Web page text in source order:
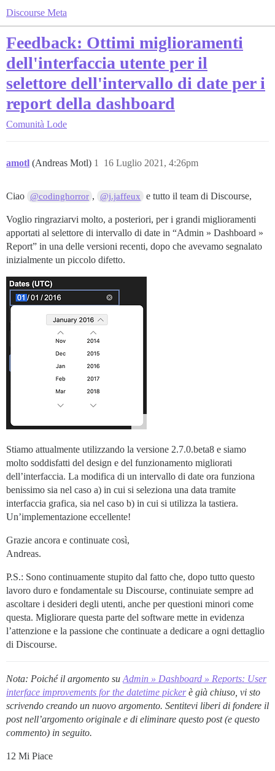
Discourse Meta
Feedback: Ottimi miglioramenti
dell'interfaccia utente per il
selettore dell'intervallo di date per i
report della dashboard
Comunità Lode
amotl (Andreas Motl) 16 Luglio 2021, 4:26pm
1
Ciao @codinghorror , @j.jaffeux e tutto il team di Discourse,
Voglio ringraziarvi molto, a posteriori, per i grandi miglioramenti
apportati al selettore di intervallo di date in “Admin » Dashboard »
Report” in una delle versioni recenti, dopo che avevamo segnalato
inizialmente un piccolo difetto.
Stiamo attualmente utilizzando la versione 2.7.0.beta8 e siamo
molto soddisfatti del design e del funzionamento migliorati
dell’interfaccia. La modifica di un intervallo di date ora funziona
benissimo sia nel caso a) in cui si seleziona una data tramite
interfaccia grafica, sia nel caso b) in cui si utilizza la tastiera.
Un’implementazione eccellente!
Grazie ancora e continuate così,
Andreas.
P.S.: Sono continuamente stupito dal fatto che, dopo tutto questo
lavoro duro e fondamentale su Discourse, continuiate sempre ad
ascoltare i desideri degli utenti, anche per questioni minori come
questa. Migliorare questa parte del software mette in evidenza
l’attenzione e la passione che continuate a dedicare a ogni dettaglio
di Discourse.
Nota: Poiché il argomento su Admin » Dashboard » Reports: User
interface improvements for the datetime pickerè già chiuso, vi sto
scrivendo creando un nuovo argomento. Sentitevi liberi di fondere il
post nell’argomento originale e di eliminare questo post (e questo
commento) in seguito.
12 Mi Piace